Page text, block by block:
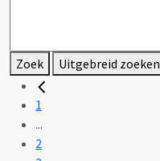
Zoek Uitgebreid zoeken
1
...
2